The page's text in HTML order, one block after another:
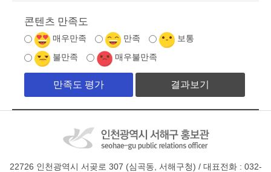
콘텐츠 만족도
매우만족 만족 보통
불만족 매우불만족
결과보기
22726 인천광역시 서곶로 307 (심곡동, 서해구청) / 대표전화 : 032-